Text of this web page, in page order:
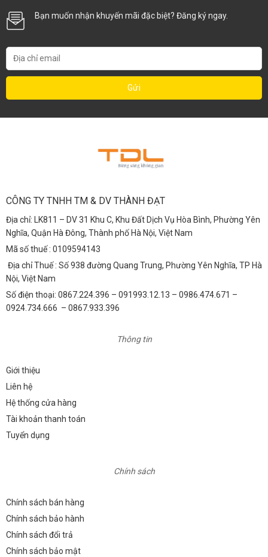
Bạn muốn nhận khuyến mãi đặc biệt? Đăng ký ngay.
CÔNG TY TNHH TM & DV THÀNH ĐẠT
Địa chỉ: LK811 – DV 31 Khu C, Khu Đất Dịch Vụ Hòa Bình, Phường Yên
Nghĩa, Quận Hà Đông, Thành phố Hà Nội, Việt Nam
Mã số thuế : 0109594143
Địa chỉ Thuế : Số 938 đường Quang Trung, Phường Yên Nghĩa, TP Hà
Nội, Việt Nam
Số điện thoại: 0867.224.396 – 091993.12.13 – 0986.474.671 –
0924.734.666 – 0867.933.396
Thông tin
Giới thiệu
Liên hệ
Hệ thống cửa hàng
Tài khoản thanh toán
Tuyển dụng
Chính sách
Chính sách bán hàng
Chính sách bảo hành
Chính sách đổi trả
Chính sách bảo mật